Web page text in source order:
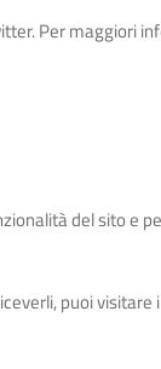
Per maggiori
del sito e
puoi